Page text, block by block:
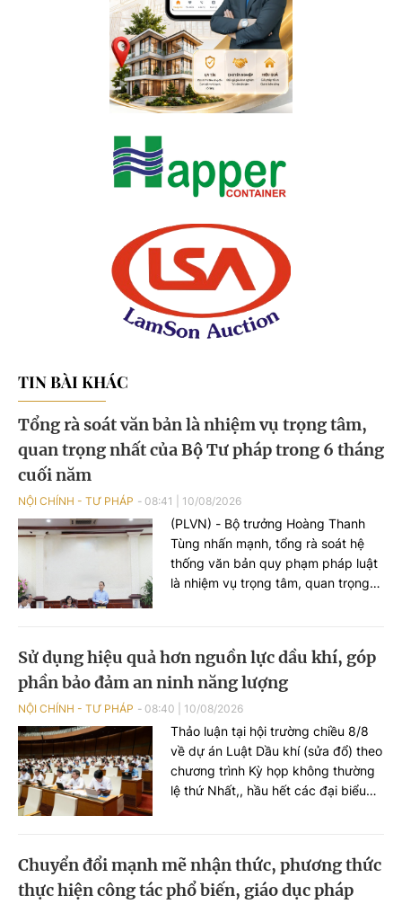
TIN BÀI KHÁC
Tổng rà soát văn bản là nhiệm vụ trọng tâm,
quan trọng nhất của Bộ Tư pháp trong 6 tháng
cuối năm
NỘI CHÍNH - TƯ PHÁP 08:41 10/08/2026
(PLVN) - Bộ trưởng Hoàng Thanh
Tùng nhấn mạnh, tổng rà soát hệ
thống văn bản quy phạm pháp luật
là nhiệm vụ trọng tâm, quan trọng
ngắn, do đó toàn ngành phải tập
trung cao độ, bảo đảm các mốc tiến
độ đã được xác định bởi đây là
những mốc thời gian không thể trì
hoãn.
Sử dụng hiệu quả hơn nguồn lực dầu khí, góp
phần bảo đảm an ninh năng lượng
NỘI CHÍNH - TƯ PHÁP 08:40 10/08/2026
Thảo luận tại hội trường chiều 8/8
về dự án Luật Dầu khí (sửa đổ) theo
chương trình Kỳ họp không thường
lệ thứ Nhất,, hầu hết các đại biểu
hiệu quả hơn nguồn lực dầu khí,
góp phần bảo đảm an ninh năng
Chuyển đổi mạnh mẽ nhận thức, phương thức
thực hiện công tác phổ biến, giáo dục pháp